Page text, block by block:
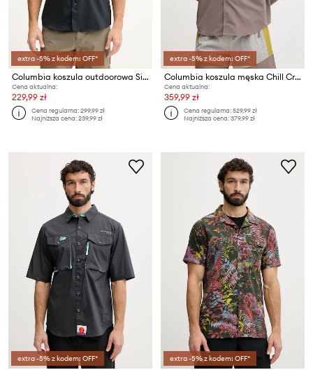
extra -5% z kodem: OFF*
Columbia koszula outdoorowa Silver Ridge
Cena aktualna:
229,99 zł
Cena regularna:299,99 zł
Najniższa cena:239,99 zł
extra -5% z kodem: OFF*
Columbia koszula męska Chill Creek
Cena aktualna:
359,99 zł
Cena regularna:529,99 zł
Najniższa cena:379,99 zł
extra -5% z kodem: OFF* extra -5% z kodem: OFF*